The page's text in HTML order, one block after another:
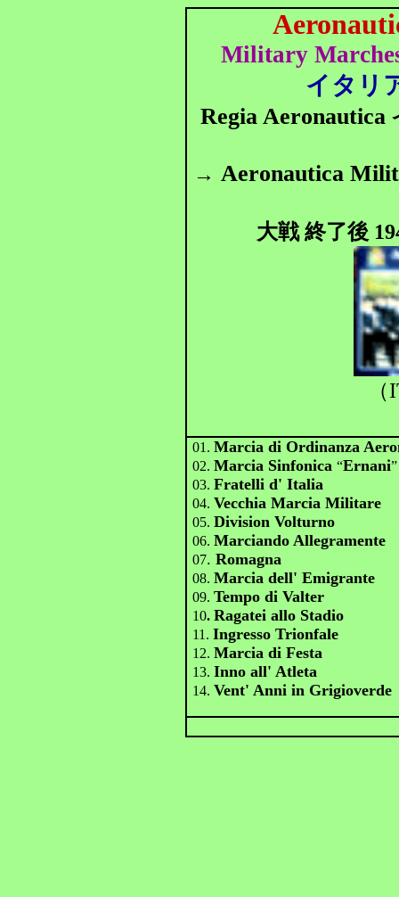
Military
イタリ
Regia Aeronautica
→ Aeronautica
大戦 終了後
01.Marcia di Ordinanza
02. Marcia Sinfonica “Ernani”
03. Fratelli d' Italia
04. Vecchia Marcia Militare
05. Division Volturno
06. Marciando Allegramente
07. Romagna
08.Marcia dell' Emigrante
09.Tempo di Valter
10. Ragatei allo Stadio
11.Ingresso Trionfale
12.Marcia di Festa
13.Inno all' Atleta
14.Vent' Anni in Grigioverde